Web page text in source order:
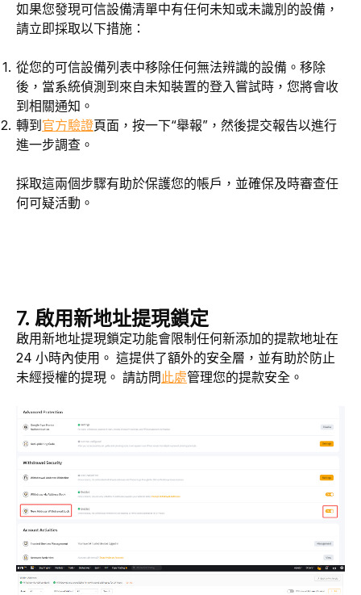
如果您發現可信設備清單中有任何未知或未識別的設備，
請立即採取以下措施：
從您的可信設備列表中移除任何無法辨識的設備。移除
後，當系統偵測到來自未知裝置的登入嘗試時，您將會收
到相關通知。
轉到 官方驗證頁面，按一下“舉報”，然後提交報告以進行
進一步調查。
採取這兩個步驟有助於保護您的帳戶，並確保及時審查任
何可疑活動。
7. 啟用新地址提現鎖定
啟用新地址提現鎖定功能會限制任何新添加的提款地址在
24 小時內使用。 這提供了額外的安全層，並有助於防止
未經授權的提現。 請訪問 此處管理您的提款安全。